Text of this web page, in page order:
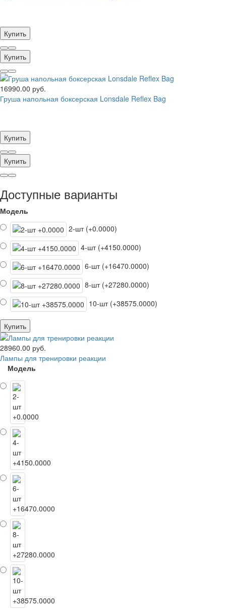
Купить
Купить
16990.00 руб.
Груша напольная боксерская Lonsdale Reflex Bag
Купить
Купить
Доступные варианты
Модель
2-шт (+0.0000)
4-шт (+4150.0000)
6-шт (+16470.0000)
8-шт (+27280.0000)
10-шт (+38575.0000)
Купить
28960.00 руб.
Лампы для тренировки реакции
Модель